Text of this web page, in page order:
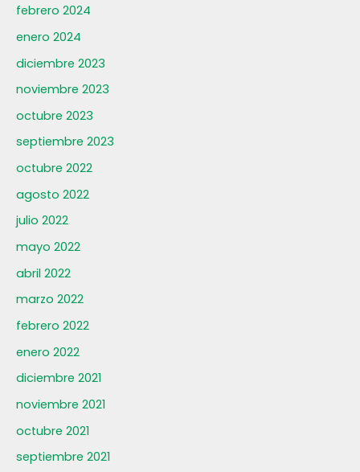
febrero 2024
enero 2024
diciembre 2023
noviembre 2023
octubre 2023
septiembre 2023
octubre 2022
agosto 2022
julio 2022
mayo 2022
abril 2022
marzo 2022
febrero 2022
enero 2022
diciembre 2021
noviembre 2021
octubre 2021
septiembre 2021